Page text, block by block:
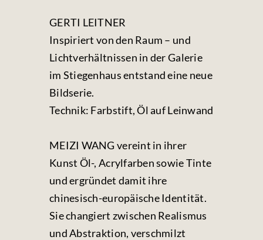
GERTI LEITNER
Inspiriert von den Raum – und
Lichtverhältnissen in der Galerie
im Stiegenhaus entstand eine neue
Bildserie.
Technik: Farbstift, Öl auf Leinwand
MEIZI WANG vereint in ihrer
Kunst Öl-, Acrylfarben sowie Tinte
und ergründet damit ihre
chinesisch-europäische Identität.
Sie changiert zwischen Realismus
und Abstraktion, verschmilzt